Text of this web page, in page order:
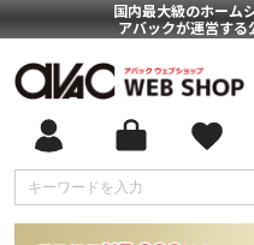
国内最大級のホーム
アバックが運営す